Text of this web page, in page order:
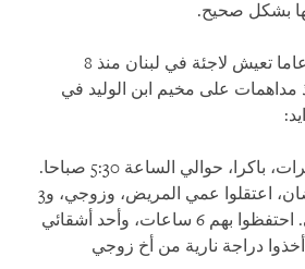
بشكل صحيح.
قالت امرأة عمرها 30 عاما تعيش لاجئة في لبنان منذ 8
مداهمات على مخيم ابن الوليد في
جاء الجيش 3 مرات، باكرا، حوالي الساعة 5:30 صباحا.
خلال شهر رمضان، اعتقلوا عمي المريض، وزوجي، و3
من إخوة زوجي. احتفظوا بهم 6 ساعات، وأحد أشقائي
أخذوا دراجة نارية من أخ زوجي